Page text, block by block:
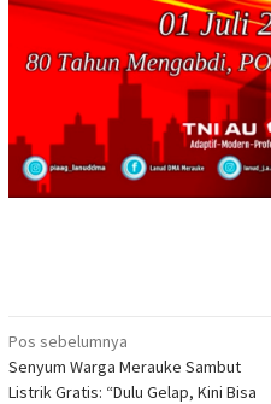
Navigasi
pos
Pos sebelumnya
Senyum Warga Merauke Sambut
Listrik Gratis: “Dulu Gelap, Kini Bisa